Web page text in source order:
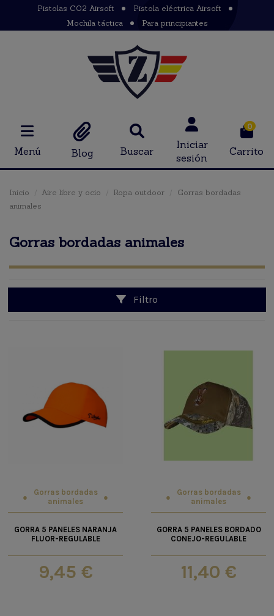
Pistolas CO2 Airsoft
Pistola eléctrica Airsoft
Mochila táctica
Para principiantes
Menú Blog Buscar
Iniciar
sesión
0
Carrito
Inicio Aire libre y ocio Ropa outdoor
Gorras bordadas
animales
Gorras bordadas animales
Filtro
Gorras bordadas
animales
GORRA 5 PANELES NARANJA
FLUOR-REGULABLE
9,45 €
Gorras bordadas
animales
GORRA 5 PANELES BORDADO
CONEJO-REGULABLE
11,40 €